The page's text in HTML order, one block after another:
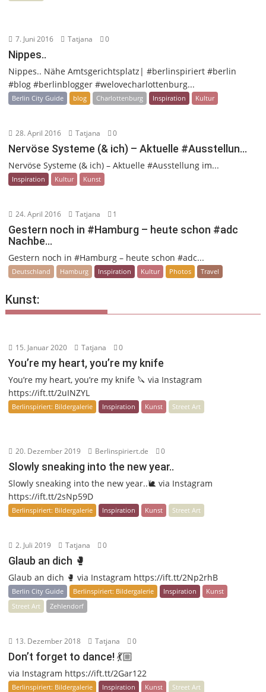
7. Juni 2016 Tatjana 0
Nippes..
Nippes.. Nähe Amtsgerichtsplatz| #berlinspiriert #berlin
#blog #berlinblogger #welovecharlottenburg...
Berlin City Guide blog Charlottenburg Inspiration Kultur
28. April 2016 Tatjana 0
Nervöse Systeme (& ich) – Aktuelle #Ausstellun…
Nervöse Systeme (& ich) – Aktuelle #Ausstellung im...
Inspiration Kultur Kunst
24. April 2016 Tatjana 1
Gestern noch in #Hamburg – heute schon #adc
Nachbe…
Gestern noch in #Hamburg – heute schon #adc...
Deutschland Hamburg Inspiration Kultur Photos Travel
Kunst:
15. Januar 2020 Tatjana 0
You’re my heart, you’re my knife
You’re my heart, you’re my knife 🔪 via Instagram
https://ift.tt/2uINZYL
Berlinspiriert: Bildergalerie Inspiration Kunst Street Art
20. Dezember 2019 Berlinspiriert.de 0
Slowly sneaking into the new year..
Slowly sneaking into the new year..🐌 via Instagram
https://ift.tt/2sNp59D
Berlinspiriert: Bildergalerie Inspiration Kunst Street Art
2. Juli 2019 Tatjana 0
Glaub an dich 🥊
Glaub an dich 🥊 via Instagram https://ift.tt/2Np2rhB
Berlin City Guide Berlinspiriert: Bildergalerie Inspiration
Kunst
Street Art
Zehlendorf
13. Dezember 2018 Tatjana 0
Don’t forget to dance! 💃🏼
via Instagram https://ift.tt/2Gar122
Berlinspiriert: Bildergalerie Inspiration Kunst Street Art